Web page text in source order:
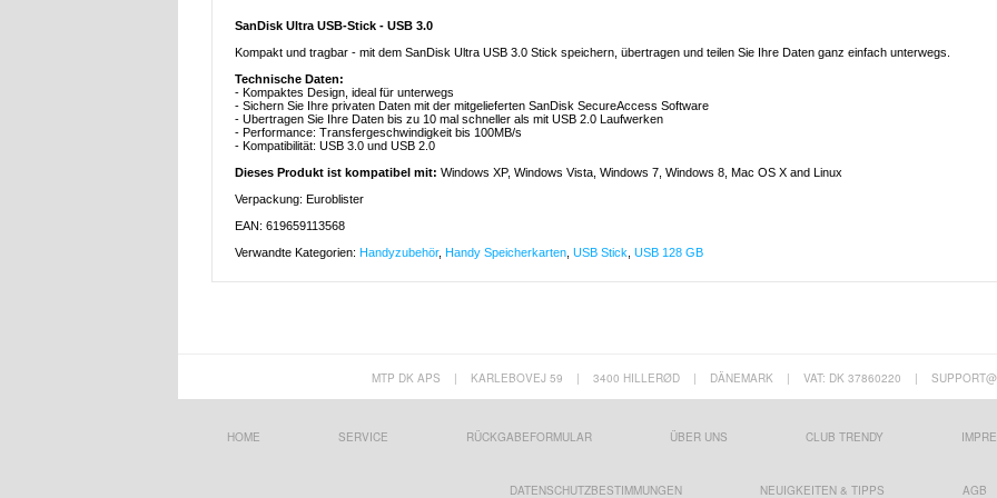
SanDisk Ultra USB-Stick - USB 3.0
Kompakt und tragbar - mit dem SanDisk Ultra USB 3.0 Stick speichern, übertragen und teilen Sie Ihre Daten ganz einfach unterwegs.
Technische Daten:
- Kompaktes Design, ideal für unterwegs
- Sichern Sie Ihre privaten Daten mit der mitgelieferten SanDisk SecureAccess Software
- Ubertragen Sie Ihre Daten bis zu 10 mal schneller als mit USB 2.0 Laufwerken
- Performance: Transfergeschwindigkeit bis 100MB/s
- Kompatibilität: USB 3.0 und USB 2.0
Dieses Produkt ist kompatibel mit: Windows XP, Windows Vista, Windows 7, Windows 8, Mac OS X and Linux
Verpackung: Euroblister
EAN: 619659113568
Verwandte Kategorien: Handyzubehör, Handy Speicherkarten USB Stick USB 128 GB
MTP DK APS | KARLEBOVEJ 59 | 3400 HILLERØD | DÄNEMARK | VAT: DK 37860220 |
HOME SERVICE RÜCKGABEFORMULAR ÜBER UNS CLUB TRENDY
DATENSCHUTZBESTIMMUNGEN NEUIGKEITEN & TIPPS AGB